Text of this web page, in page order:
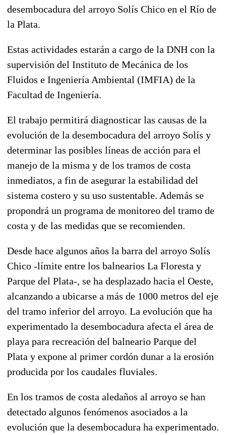
desembocadura del arroyo Solís Chico en el Río de
la Plata.
Estas actividades estarán a cargo de la DNH con la
supervisión del Instituto de Mecánica de los
Fluidos e Ingeniería Ambiental (IMFIA) de la
Facultad de Ingeniería.
El trabajo permitirá diagnosticar las causas de la
evolución de la desembocadura del arroyo Solís y
determinar las posibles líneas de acción para el
manejo de la misma y de los tramos de costa
inmediatos, a fin de asegurar la estabilidad del
sistema costero y su uso sustentable. Además se
propondrá un programa de monitoreo del tramo de
costa y de las medidas que se recomienden.
Desde hace algunos años la barra del arroyo Solís
Chico -límite entre los balnearios La Floresta y
Parque del Plata-, se ha desplazado hacia el Oeste,
alcanzando a ubicarse a más de 1000 metros del eje
del tramo inferior del arroyo. La evolución que ha
experimentado la desembocadura afecta el área de
playa para recreación del balneario Parque del
Plata y expone al primer cordón dunar a la erosión
producida por los caudales fluviales.
En los tramos de costa aledaños al arroyo se han
detectado algunos fenómenos asociados a la
evolución que la desembocadura ha experimentado.